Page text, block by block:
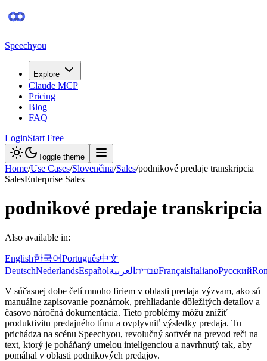
Speechyou
Explore
Claude MCP
Pricing
Blog
FAQ
LoginStart Free
Toggle theme
Home/Use Cases/Slovenčina/Sales/podnikové predaje transkripcia
SalesEnterprise Sales
podnikové predaje transkripcia
Also available in:
English한국어Português中文
DeutschNederlandsEspañol עברית العربية FrançaisItalianoРусский
V súčasnej dobe čelí mnoho firiem v oblasti predaja výzvam, ako sú
manuálne zapisovanie poznámok, prehliadanie dôležitých detailov a
časovo náročná dokumentácia. Tieto problémy môžu znížiť
produktivitu predajného tímu a ovplyvniť výsledky predaja. Tu
prichádza na scénu Speechyou, revolučný softvér na prevod reči na
text, ktorý je poháňaný umelou inteligenciou a navrhnutý tak, aby
pomáhal v oblasti podnikových predajov.